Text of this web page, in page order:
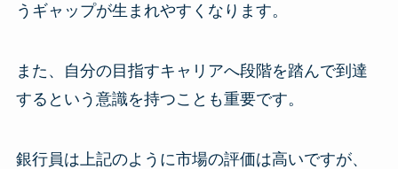
うギャップが生まれやすくなります。
また、自分の目指すキャリアへ段階を踏んで到達
するという意識を持つことも重要です。
銀行員は上記のように市場の評価は高いですが、